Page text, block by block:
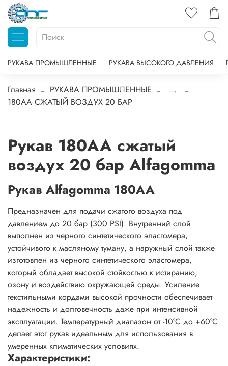
РУКАВА ПРОМЫШЛЕННЫЕ РУКАВА ВЫСОКОГО ДАВЛЕНИЯ
Главная РУКАВА ПРОМЫШЛЕННЫЕ
...
180AA СЖАТЫЙ ВОЗДУХ 20 БАР
Рукав 180AA сжатый
воздух 20 бар Alfagomma
Рукав Alfagomma 180AA
Предназначен для подачи сжатого воздуха под
давлением до 20 бар (300 PSI). Внутренний слой
выполнен из черного синтетического эластомера,
устойчивого к масляному туману, а наружный слой также
изготовлен из черного синтетического эластомера,
который обладает высокой стойкостью к истиранию,
озону и воздействию окружающей среды. Усиление
текстильными кордами высокой прочности обеспечивает
надежность и долговечность даже при интенсивной
эксплуатации. Температурный диапазон от -10°C до +60°C
делает этот рукав идеальным для использования в
умеренных климатических условиях.
Характеристики: